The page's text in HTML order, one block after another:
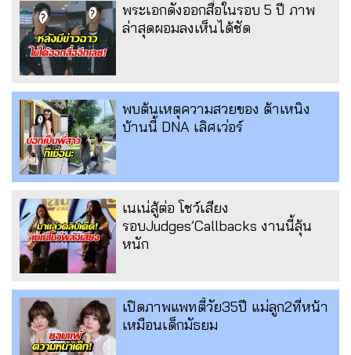
พระเอกดังออกสื่อในรอบ 5 ปี ภาพ
ล่าสุดผอมลงเห็นได้ชัด
พบต้นเหตุความสวยของ ต้าเหนิง
บ้านนี้ DNA เลิศเว่อร์
เนเน่สู้ต่อ โชว์เสียง
รอบJudges’Callbacks งานนี้ลุ้น
หนัก
เปิดภาพแพทตี้วัย35ปี แม่ลูก2ที่หน้า
เหมือนเด็กมัธยม